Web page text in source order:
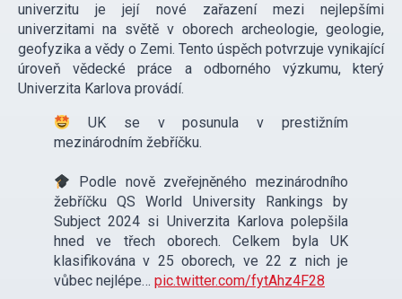
univerzitu je její nové zařazení mezi nejlepšími
univerzitami na světě v oborech archeologie, geologie,
geofyzika a vědy o Zemi. Tento úspěch potvrzuje vynikající
úroveň vědecké práce a odborného výzkumu, který
Univerzita Karlova provádí.
UK se v posunula v prestižním
mezinárodním žebříčku.
Podle nově zveřejněného mezinárodního
žebříčku QS World University Rankings by
Subject 2024 si Univerzita Karlova polepšila
hned ve třech oborech. Celkem byla UK
klasifikována v 25 oborech, ve 22 z nich je
vůbec nejlépe… pic.twitter.com/fytAhz4F28